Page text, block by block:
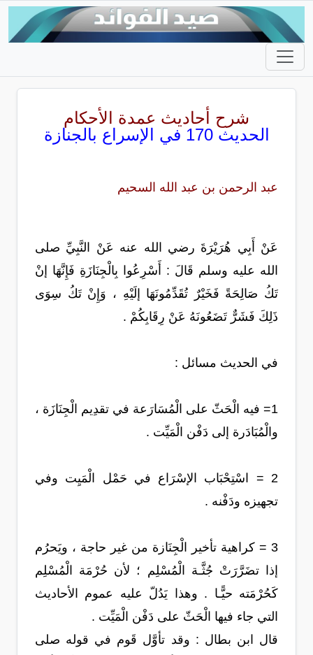
شرح أحاديث عمدة الأحكام
الحديث 170 في الإسراع بالجنازة
عبد الرحمن بن عبد الله السحيم
عَنْ أَبِي هُرَيْرَةَ رضي الله عنه عَنْ النَّبِيِّ صلى
الله عليه وسلم قَالَ : أَسْرِعُوا بِالْجِنَازَةِ فَإِنَّهَا إنْ
تَكُ صَالِحَةً فَخَيْرٌ تُقَدِّمُونَهَا إلَيْهِ ، وَإِنْ تَكُ سِوَى
ذَلِكَ فَشَرٌّ تَضَعُونَهُ عَنْ رِقَابِكُمْ .
في الحديث مسائل :
1= فيه الْحَثّ على الْمُسَارَعة في تقدِيم الْجِنَازَة ،
والْمُبَادَرة إلى دَفْن الْمَيِّت .
2 = اسْتِحْبَاب الإسْرَاع في حَمْل الْمَيِت وفي
تجهيزه ودَفْنه .
3 = كراهية تأخير الْجِنَازة من غير حاجة ، ويَحرُم
إذا تضَرَّرَتْ جُثَّـة الْمُسْلِم ؛ لأن حُرْمَة الْمُسْلِم
كَحُرْمَته حيًّـا . وهذا يَدُلّ عليه عموم الأحاديث
التي جاء فيها الْحَثّ على دَفْن الْمَيِّت .
قال ابن بطال : وقد تأوَّل قَوم في قوله صلى